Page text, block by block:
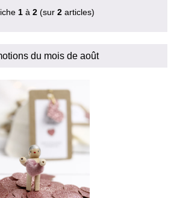
1 à 2 (sur 2 articles)
du mois de août